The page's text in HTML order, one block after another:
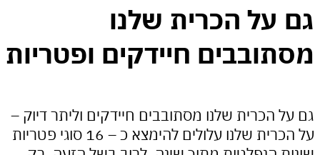
הכרית שלנו
חיידקים ופטריות
הכרית שלנו מסתובבים חיידקים וליתר דיוק –
על הכרית שלנו עלולים להימצא כ – 16 סוגי פטריות